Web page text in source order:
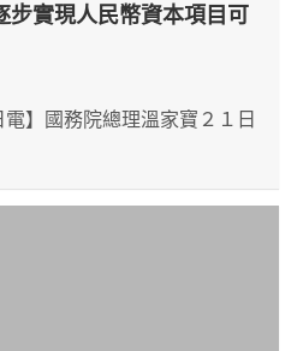
步實現人民幣資本項目可
電】國務院總理溫家寶２１日